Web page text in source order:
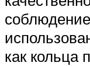
как кольца